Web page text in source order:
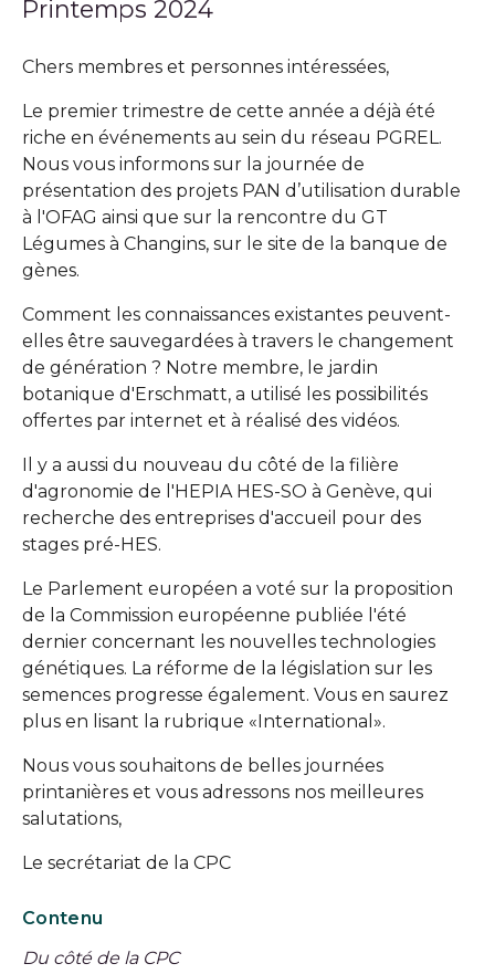
Printemps 2024
Chers membres et personnes intéressées,
Le premier trimestre de cette année a déjà été
riche en événements au sein du réseau PGREL.
Nous vous informons sur la journée de
présentation des projets PAN d’utilisation durable
à l'OFAG ainsi que sur la rencontre du GT
Légumes à Changins, sur le site de la banque de
gènes.
Comment les connaissances existantes peuvent-
elles être sauvegardées à travers le changement
de génération ? Notre membre, le jardin
botanique d'Erschmatt, a utilisé les possibilités
offertes par internet et à réalisé des vidéos.
Il y a aussi du nouveau du côté de la filière
d'agronomie de l'HEPIA HES-SO à Genève, qui
recherche des entreprises d'accueil pour des
stages pré-HES.
Le Parlement européen a voté sur la proposition
de la Commission européenne publiée l'été
dernier concernant les nouvelles technologies
génétiques. La réforme de la législation sur les
semences progresse également. Vous en saurez
plus en lisant la rubrique «International».
Nous vous souhaitons de belles journées
printanières et vous adressons nos meilleures
salutations,
Le secrétariat de la CPC
Contenu
Du côté de la CPC